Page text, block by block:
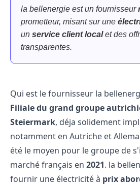
la bellenergie est un fournisseur
prometteur, misant sur une
un service client localet des
transparentes.
Qui est le fournisseur la
Filiale du grand groupe
Steiermark, déja solidement
notamment en Autriche et
été le moyen pour le groupe de
marché français en 2021. la
fournir une électricité à prix